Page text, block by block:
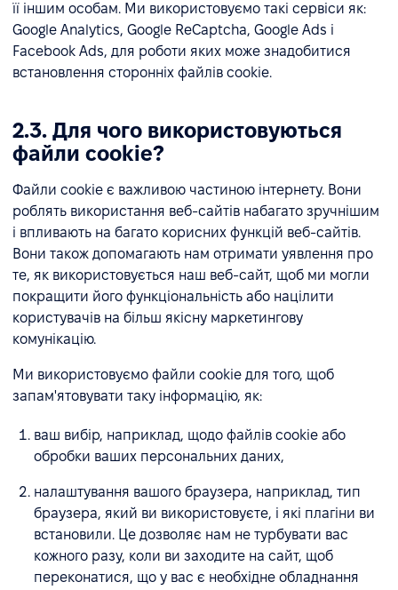
її іншим особам. Ми використовуємо такі сервіси як:
Google Analytics, Google ReCaptcha, Google Ads і
Facebook Ads, для роботи яких може знадобитися
встановлення сторонніх файлів cookie.
2.3. Для чого використовуються
файли cookie?
Файли cookie є важливою частиною інтернету. Вони
роблять використання веб-сайтів набагато зручнішим
і впливають на багато корисних функцій веб-сайтів.
Вони також допомагають нам отримати уявлення про
те, як використовується наш веб-сайт, щоб ми могли
покращити його функціональність або націлити
користувачів на більш якісну маркетингову
комунікацію.
Ми використовуємо файли cookie для того, щоб
запам'ятовувати таку інформацію, як:
ваш вибір, наприклад, щодо файлів cookie або
обробки ваших персональних даних,
налаштування вашого браузера, наприклад, тип
браузера, який ви використовуєте, і які плагіни ви
встановили. Це дозволяє нам не турбувати вас
кожного разу, коли ви заходите на сайт, щоб
переконатися, що у вас є необхідне обладнання